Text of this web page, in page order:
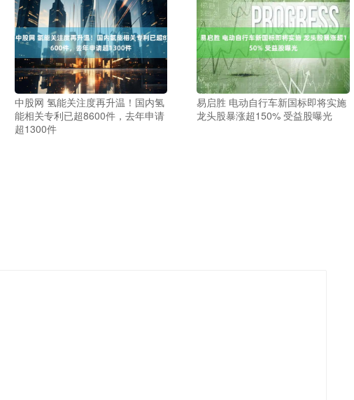
中股网 氢能关注度再升温！国内氢
能相关专利已超8600件，去年申请
超1300件
易启胜 电动自行车新国标即将实施
龙头股暴涨超150% 受益股曝光